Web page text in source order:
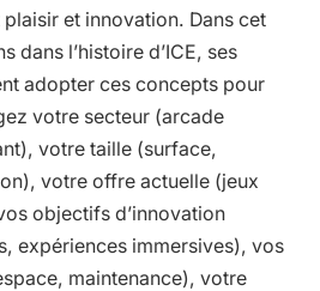
et innovation. Dans cet
dans l’histoire d’ICE, ses
adopter ces concepts pour
votre secteur (arcade
votre taille (surface,
votre offre actuelle (jeux
objectifs d’innovation
expériences immersives), vos
maintenance), votre